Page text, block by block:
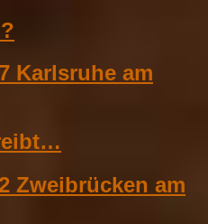
Karlsruhe am
Zweibrücken am